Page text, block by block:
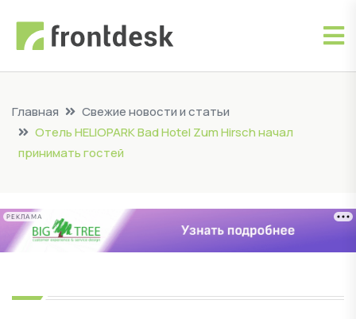
Главная
Свежие новости и статьи
Отель HELIOPARK Bad Hotel Zum Hirsch начал
принимать гостей
РЕКЛАМА